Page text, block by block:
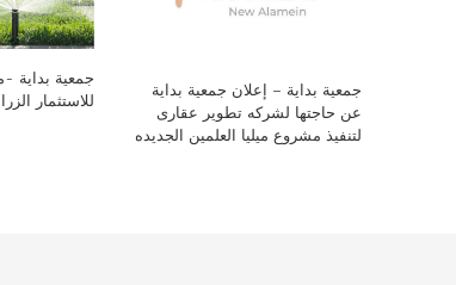
جمعية بداية – إعلان جمعية بداية
عن حاجتها لشركه تطوير عقارى
لتنفيذ مشروع ميليا العلمين الجديده
جمعية بداية -
للاستثمار